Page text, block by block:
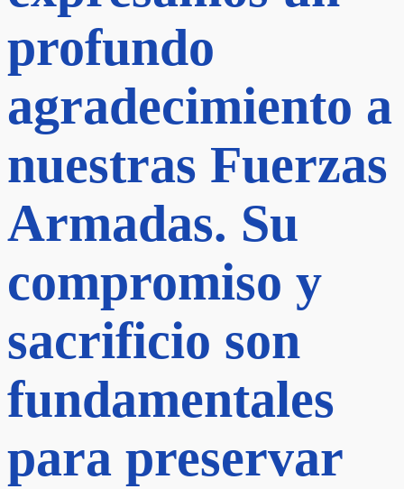
profundo
agradecimiento a
nuestras Fuerzas
Armadas. Su
compromiso y
sacrificio son
fundamentales
para preservar